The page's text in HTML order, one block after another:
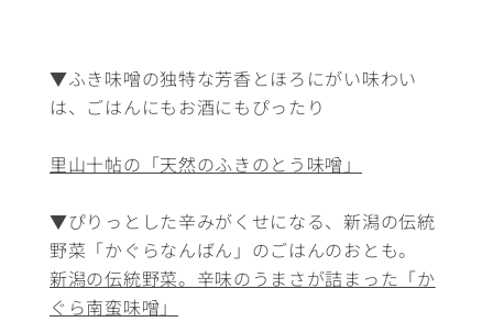
▼ふき味噌の独特な芳香とほろにがい味わい
は、ごはんにもお酒にもぴったり
里山十帖の「天然のふきのとう味噌」
▼ぴりっとした辛みがくせになる、新潟の伝統
野菜「かぐらなんばん」のごはんのおとも。
新潟の伝統野菜。辛味のうまさが詰まった「か
ぐら南蛮味噌」